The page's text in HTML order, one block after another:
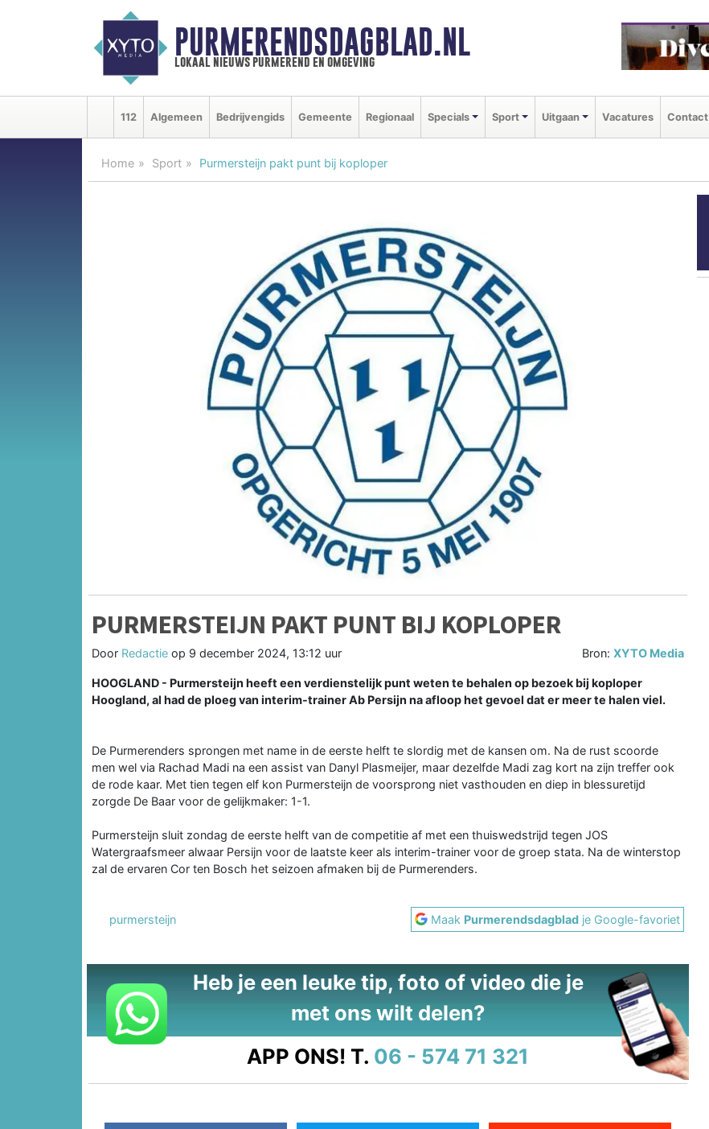
PURMERENDSDAGBLAD.NL
lokaal nieuws purmerend en omgeving
112 Algemeen Bedrijvengids Gemeente Regionaal Specials Sport Uitgaan Vacatures Contact
Home Sport Purmersteijn pakt punt bij koploper
PURMERSTEIJN PAKT PUNT BIJ KOPLOPER
Door Redactie op 9 december 2024, 13:12 uur Bron:XYTO Media
HOOGLAND - Purmersteijn heeft een verdienstelijk punt weten te behalen op bezoek bij koploper
Hoogland, al had de ploeg van interim-trainer Ab Persijn na afloop het gevoel dat er meer te halen viel.
De Purmerenders sprongen met name in de eerste helft te slordig met de kansen om. Na de rust scoorde
men wel via Rachad Madi na een assist van Danyl Plasmeijer, maar dezelfde Madi zag kort na zijn treffer ook
de rode kaar. Met tien tegen elf kon Purmersteijn de voorsprong niet vasthouden en diep in blessuretijd
zorgde De Baar voor de gelijkmaker: 1-1.
Purmersteijn sluit zondag de eerste helft van de competitie af met een thuiswedstrijd tegen JOS
Watergraafsmeer alwaar Persijn voor de laatste keer als interim-trainer voor de groep stata. Na de winterstop
zal de ervaren Cor ten Bosch het seizoen afmaken bij de Purmerenders.
purmersteijn Maak Purmerendsdagblad je Google-favoriet
Heb je een leuke tip, foto of video die je
met ons wilt delen?
APP ONS! T. 06 - 574 71 321